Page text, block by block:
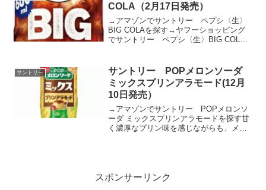
COLA（2月17日発売）
→アマゾンでサントリー ペプシ〈生〉
BIG COLAを探す→ヤフーショッピング
でサントリー ペプシ〈生〉BIG COLA
加熱製法で作りあげることで、生コーラ
スパイス...
サントリー
サントリー POPメロンソーダ
ミックスプリンアラモード(12月
10日発売）
→アマゾンでサントリー POPメロンソ
ーダ ミックスプリンアラモードを探す甘
く濃厚なプリン味を感じながらも、メロ
スポンサーリンク